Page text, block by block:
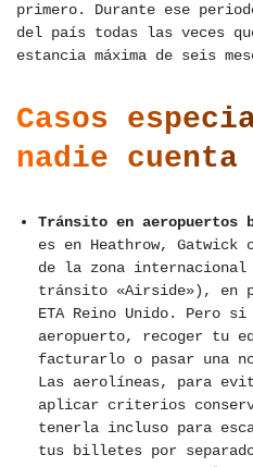
primero. Durante ese
del país todas las veces
estancia máxima de seis
Casos
nadie cuenta
Tránsito en aeropuertos
es en Heathrow, Gatwick
de la zona internacional
tránsito «Airside»), en
ETA Reino Unido. Pero
aeropuerto, recoger tu
facturarlo o pasar una
Las aerolíneas, para
aplicar criterios
tenerla incluso para
tus billetes por